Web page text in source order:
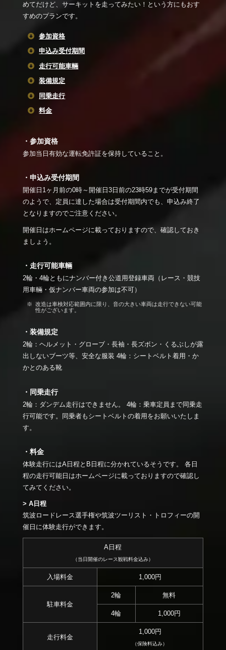
めてだけど、サーキットを走ってみたい！という方にもおす
すめのプランです。
参加資格
申込み受付期間
走行可能車輛
装備規定
同乗走行
料金
・参加資格
参加当日有効な運転免許証を保持していること。
・申込み受付期間
開催日1ヶ月前の0時～開催日3日前の23時59までが受付期間
のようで、定員に達した場合は受付期間内でも、申込み終了
となりますのでご注意ください。
開催日はホームページに載っておりますので、確認しておき
ましょう。
・走行可能車輛
2輪・4輪ともにナンバー付き公道用登録車両（レース・競技
用車輛・仮ナンバー車両の参加は不可）
改造は車検対応範囲内に限り、音の大きい車両は走行できない可能
性がございます。
・装備規定
2輪：ヘルメット・グローブ・長袖・長ズボン・くるぶしが露
出しないブーツ等、安全な服装 4輪：シートベルト着用・か
かとのある靴
・同乗走行
2輪：ダンデム走行はできません。 4輪：乗車定員まで同乗走
行可能です。同乗者もシートベルトの着用をお願いいたしま
す。
・料金
体験走行にはA日程とB日程に分かれているそうです。 各日
程の走行可能日はホームページに載っておりますので確認し
てみてください。
> A日程
筑波ロードレース選手権や筑波ツーリスト・トロフィーの開
催日に体験走行ができます。
A日程
（当日開催のレース観戦料金込み）
入場料金 1,000円
駐車料金
2輪 無料
4輪 1,000円
走行料金
1,000円
（保険料込み）